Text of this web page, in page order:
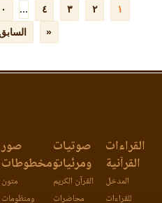
القراءات
القرآنية
المدخل
للقراءات
صوتيات
ومرئيات
القرآن الكريم
محاضرات
صور
ومخطوطات
متون
ومنظومات